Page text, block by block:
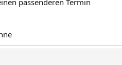
passenderen Termin